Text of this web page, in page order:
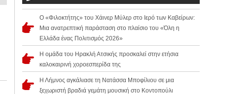
Ο «Φιλοκτήτης» του Χάινερ Μύλερ στο Ιερό των Καβείρων:
Μια ανατρεπτική παράσταση στο πλαίσιο του «Όλη η
Ελλάδα ένας Πολιτισμός 2026»
Η ομάδα του Ηρακλή Ατσικής προσκαλεί στην ετήσια
καλοκαιρινή χοροεσπερίδα της
Η Λήμνος αγκάλιασε τη Νατάσσα Μποφίλιου σε μια
ξεχωριστή βραδιά γεμάτη μουσική στο Κοντοπούλι